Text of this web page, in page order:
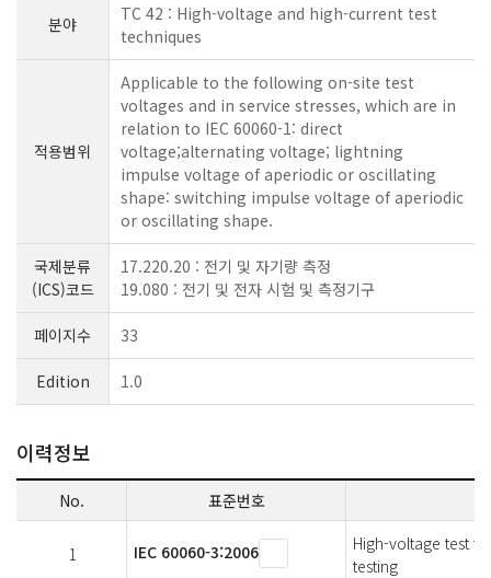
분야
TC 42 : High-voltage and high-current test
techniques
적용범위
Applicable to the following on-site test
voltages and in service stresses, which are in
relation to IEC 60060-1: direct
voltage;alternating voltage; lightning
impulse voltage of aperiodic or oscillating
shape: switching impulse voltage of aperiodic
or oscillating shape.
국제분류
(ICS)코드
17.220.20 : 전기 및 자기량 측정
19.080 : 전기 및 전자 시험 및 측정기구
페이지수 33
Edition 1.0
이력정보
No. 표준번호
1 IEC 60060-3:2006
High-voltage test
testing